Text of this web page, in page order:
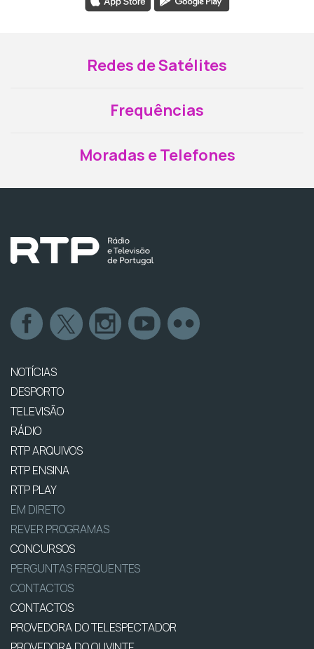
Redes de Satélites
Frequências
Moradas e Telefones
NOTÍCIAS
DESPORTO
TELEVISÃO
RÁDIO
RTP ARQUIVOS
RTP ENSINA
RTP PLAY
EM DIRETO
REVER PROGRAMAS
CONCURSOS
PERGUNTAS FREQUENTES
CONTACTOS
CONTACTOS
PROVEDORA DO TELESPECTADOR